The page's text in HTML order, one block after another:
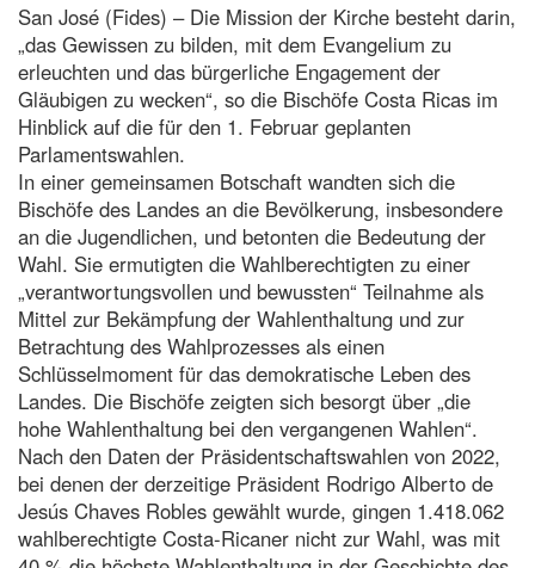
San José (Fides) – Die Mission der Kirche besteht darin,
„das Gewissen zu bilden, mit dem Evangelium zu
erleuchten und das bürgerliche Engagement der
Gläubigen zu wecken“, so die Bischöfe Costa Ricas im
Hinblick auf die für den 1. Februar geplanten
Parlamentswahlen.
In einer gemeinsamen Botschaft wandten sich die
Bischöfe des Landes an die Bevölkerung, insbesondere
an die Jugendlichen, und betonten die Bedeutung der
Wahl. Sie ermutigten die Wahlberechtigten zu einer
„verantwortungsvollen und bewussten“ Teilnahme als
Mittel zur Bekämpfung der Wahlenthaltung und zur
Betrachtung des Wahlprozesses als einen
Schlüsselmoment für das demokratische Leben des
Landes. Die Bischöfe zeigten sich besorgt über „die
hohe Wahlenthaltung bei den vergangenen Wahlen“.
Nach den Daten der Präsidentschaftswahlen von 2022,
bei denen der derzeitige Präsident Rodrigo Alberto de
Jesús Chaves Robles gewählt wurde, gingen 1.418.062
wahlberechtigte Costa-Ricaner nicht zur Wahl, was mit